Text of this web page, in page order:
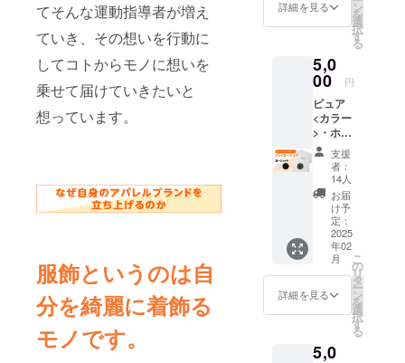
てそんな運動指導者が増え
ていき、その想いを行動に
してコトからモノに想いを
乗せて届けていきたいと
想っています。
服飾というのは自
分を綺麗に着飾る
モノです。
りする
注意く
ださ
い。
約100本
の動画
見放
の他特
典多数
木田麻
美がオ
ンライ
ンクラ
ブでオ
ンライ
ンレッ
スン30
本/1ヶ
月受け
放題
や、
様々な
エクサ
サイズ
ルやWS
詳細を見る ン
を
選
択
す
る
5,0
00 円
ピュア
<カラー
>・ホワ
イ
ト ・
ブラッ
ク ・
ライト
ピン
ク ・
アー
ミーグ
リー
ン <
素材>
綿
100％
<厚み
支援
者：
14人
お届
け予
定：
2025
年02
月
詳細を見る
こ
の
リ
タ
ー
ン
を
選
択
す
る
5,0